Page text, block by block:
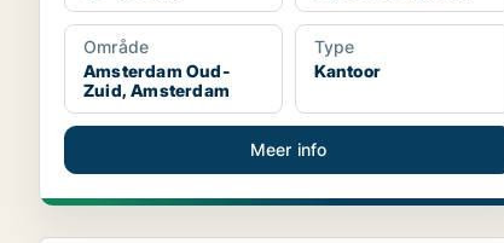
Område
Amsterdam Oud-
Zuid, Amsterdam
Type
Kantoor
Meer info